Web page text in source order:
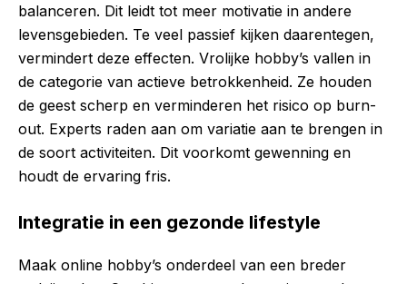
balanceren. Dit leidt tot meer motivatie in andere
levensgebieden. Te veel passief kijken daarentegen,
vermindert deze effecten. Vrolijke hobby’s vallen in
de categorie van actieve betrokkenheid. Ze houden
de geest scherp en verminderen het risico op burn-
out. Experts raden aan om variatie aan te brengen in
de soort activiteiten. Dit voorkomt gewenning en
houdt de ervaring fris.
Integratie in een gezonde lifestyle
Maak online hobby’s onderdeel van een breder